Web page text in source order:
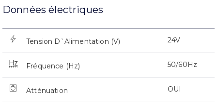
Données électriques
Tension D`Alimentation (V) 24V
Fréquence (Hz) 50/60Hz
Atténuation OUI